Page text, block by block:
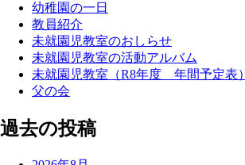
幼稚園の一日
教員紹介
未就園児教室のおしらせ
未就園児教室の活動アルバム
未就園児教室（R8年度 年間予定表）
父の会
過去の投稿